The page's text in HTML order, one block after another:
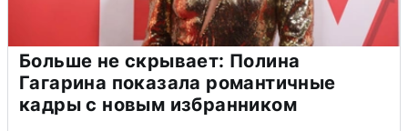
Больше не скрывает: Полина
Гагарина показала романтичные
кадры с новым избранником